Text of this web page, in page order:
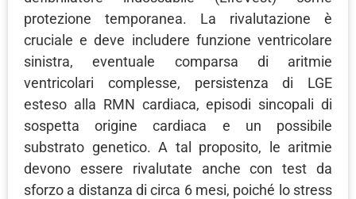
protezione temporanea. La rivalutazione è
cruciale e deve includere funzione ventricolare
sinistra, eventuale comparsa di aritmie
ventricolari complesse, persistenza di LGE
esteso alla RMN cardiaca, episodi sincopali di
sospetta origine cardiaca e un possibile
substrato genetico. A tal proposito, le aritmie
devono essere rivalutate anche con test da
sforzo a distanza di circa 6 mesi, poiché lo stress